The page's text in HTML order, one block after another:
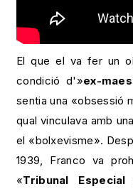
El que el va fer un
condició d'»ex-
sentia una «obsessió
qual vinculava amb
el «bolxevisme».
1939, Franco va
«Tribunal